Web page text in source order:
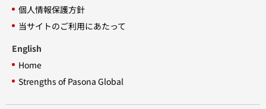
個人情報保護方針
当サイトのご利用にあたって
English
Home
Strengths of Pasona Global